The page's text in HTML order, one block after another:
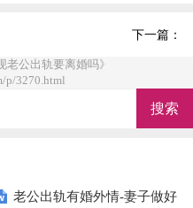
下一篇：
公出轨要离婚吗》
p/3270.html
老公出轨有婚外情-妻子做好